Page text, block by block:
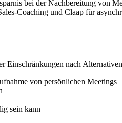
bei der Nachbereitung von
Coaching und Claap für
Einschränkungen nach
von persönlichen Meetings
sein kann